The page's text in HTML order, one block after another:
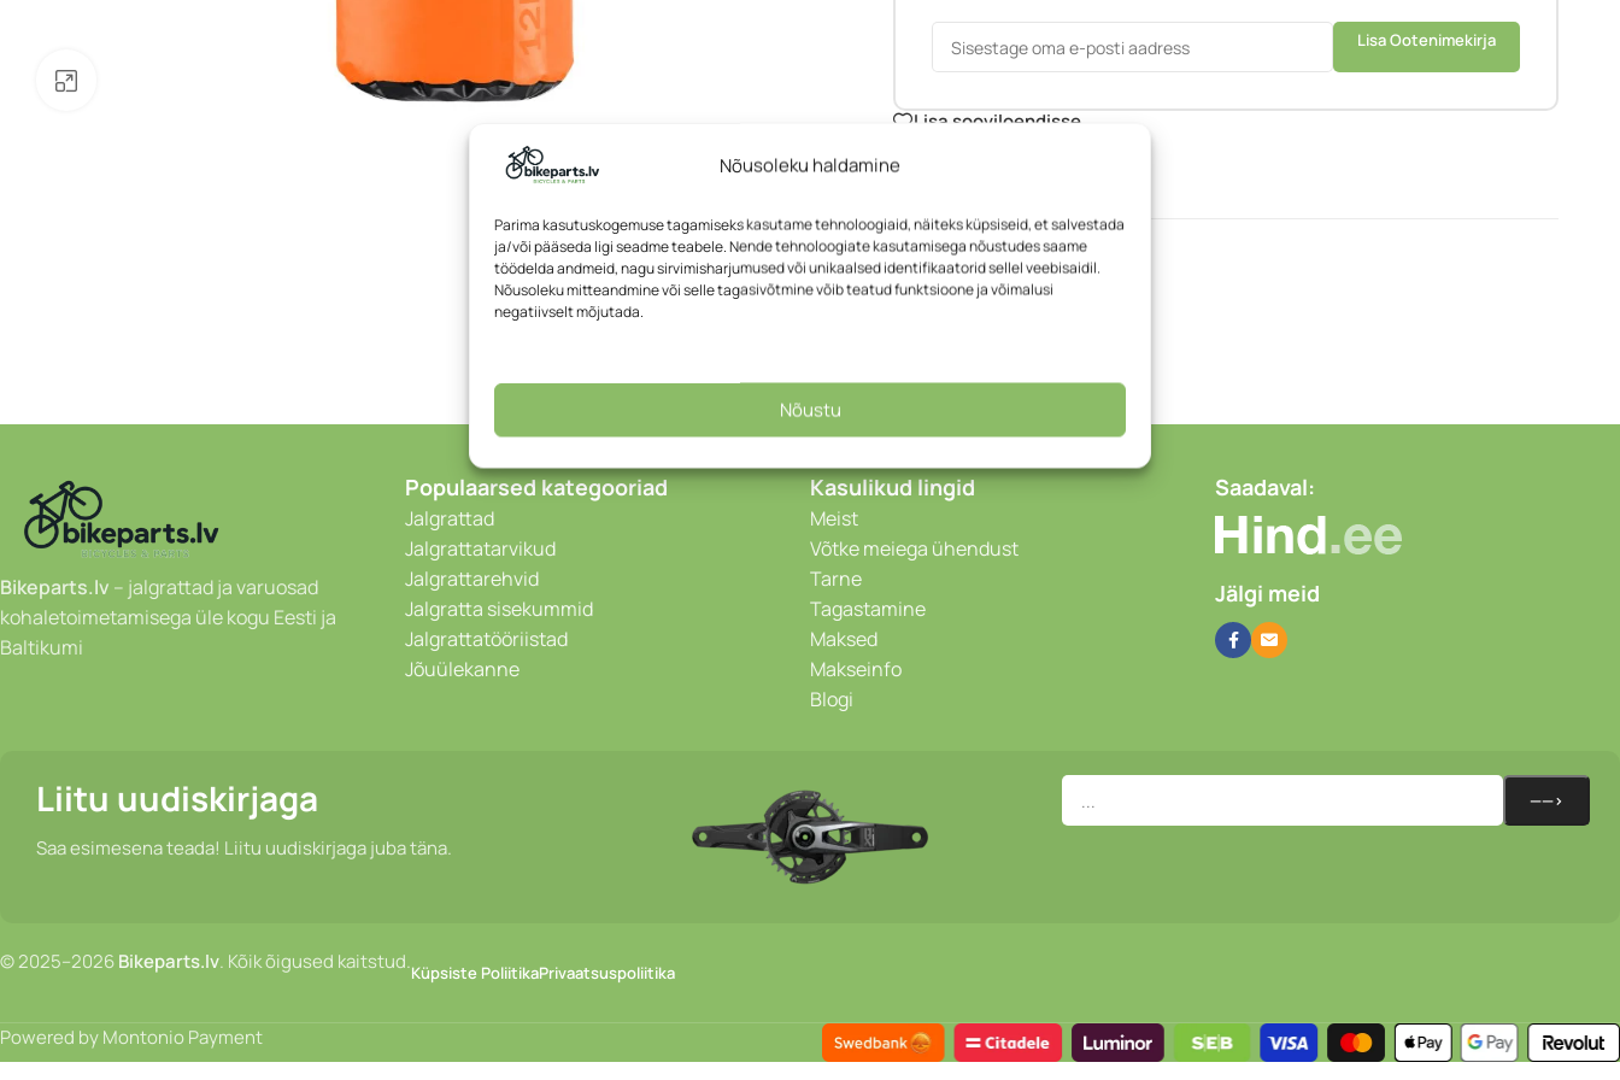
Nõusoleku haldamine
Parima kasutuskogemuse tagamiseks kasutame tehnoloogiaid, näiteks küpsiseid, et salvestada
ja/või pääseda ligi seadme teabele. Nende tehnoloogiate kasutamisega nõustudes saame
töödelda andmeid, nagu sirvimisharjumused või unikaalsed identifikaatorid sellel veebisaidil.
Nõusoleku mitteandmine või selle tagasivõtmine võib teatud funktsioone ja võimalusi
negatiivselt mõjutada.
Nõustu
Lisa Ootenimekirja
Lisa sooviloendisse
Kategooria:
KIRJELDUS
Bikeparts.lv – jalgrattad ja varuosad
kohaletoimetamisega üle kogu Eesti ja
Baltikumi
Populaarsed kategooriad
Jalgrattad
Jalgrattatarvikud
Jalgrattarehvid
Jalgratta sisekummid
Jalgrattatööriistad
Jõuülekanne
Kasulikud lingid
Meist
Võtke meiega ühendust
Tarne
Tagastamine
Maksed
Makseinfo
Blogi
Saadaval:
Jälgi meid
Liitu uudiskirjaga
Saa esimesena teada! Liitu uudiskirjaga juba täna.
© 2025–2026Bikeparts.lv. Kõik õigused kaitstud.Küpsiste PoliitikaPrivaatsuspoliitika
Powered by Montonio Payment